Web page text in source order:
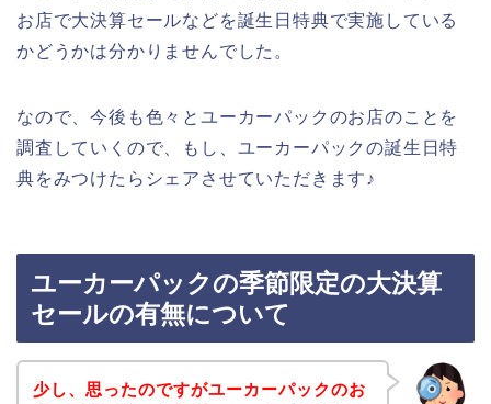
お店で大決算セールなどを誕生日特典で実施している
かどうかは分かりませんでした。
なので、今後も色々とユーカーパックのお店のことを
調査していくので、もし、ユーカーパックの誕生日特
典をみつけたらシェアさせていただきます♪
ユーカーパックの季節限定の大決算
セールの有無について
少し、思ったのですがユーカーパックのお